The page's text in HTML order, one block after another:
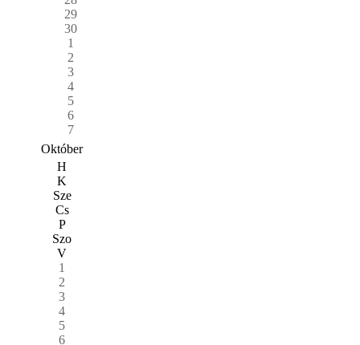
29
30
1
2
3
4
5
6
7
Október
H
K
Sze
Cs
P
Szo
V
1
2
3
4
5
6